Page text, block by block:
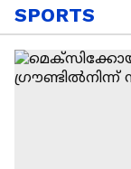
SPORTS